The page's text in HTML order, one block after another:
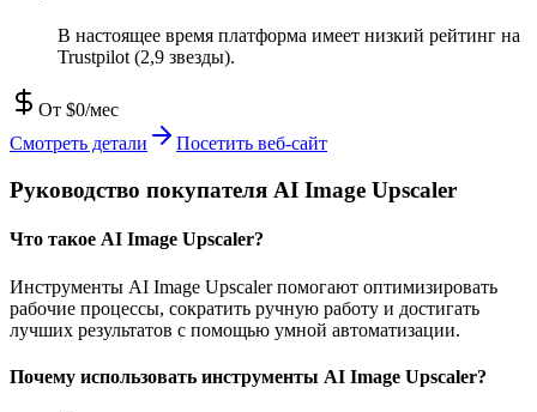
В настоящее время платформа имеет низкий рейтинг на
Trustpilot (2,9 звезды).
От $0/мес
Смотреть детали
Посетить веб-сайт
Руководство покупателя AI Image Upscaler
Что такое AI Image Upscaler?
Инструменты AI Image Upscaler помогают оптимизировать
рабочие процессы, сократить ручную работу и достигать
лучших результатов с помощью умной автоматизации.
Почему использовать инструменты AI Image Upscaler?